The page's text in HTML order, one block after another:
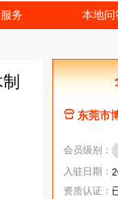
务 本地问
东莞市
会员级别：
入驻日期：
资质认证：